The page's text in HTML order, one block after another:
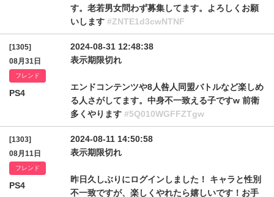
す。老若男女問わず募集してます。よろしくお願
いします #ZNTE1d3cwNTNF
[1305]
08月31日
フレンド
PS4
2024-08-31 12:48:38
表示期限切れ
エンドコンテンツや8人咎人同盟バトルなど楽しめ
る人さがしてます。中身不一致える子ですw 前衛
多くやります #5Q010WGFFZTgw
[1303]
08月11日
フレンド
PS4
2024-08-11 14:50:58
表示期限切れ
昨日久しぶりにログインしました！ キャラと性別
不一致ですが、楽しくやれたら嬉しいです！お手